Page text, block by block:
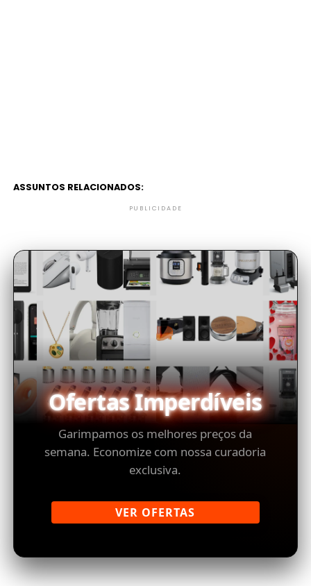
ASSUNTOS RELACIONADOS:
PUBLICIDADE
Ofertas Imperdíveis
Garimpamos os melhores preços da
semana. Economize com nossa curadoria
exclusiva.
VER OFERTAS